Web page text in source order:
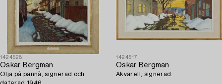
1424528
Oskar Bergman
Olja på pannå, signerad och
1424517
Oskar Bergman
Akvarell, signerad.